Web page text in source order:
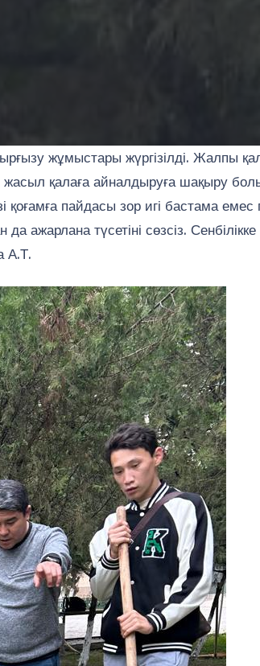
жүргізілді. Жалпы
қалаға айналдыруға шақыру
қоғамға пайдасы зор игі бастама
ажарлана түсетіні сөзсіз.
А.Т.